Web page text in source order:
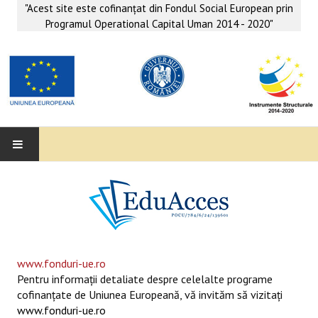
"Acest site este cofinanţat din Fondul Social European prin
Programul Operational Capital Uman 2014 - 2020"
SUPORT EDUCAȚIONAL MATEMATICĂ- INFORMATICĂ
SERVICII PSIHO-SOCIALE
www.fonduri-ue.ro
Pentru informaţii detaliate despre celelalte programe
cofinanţate de Uniunea Europeană, vă invităm să vizitaţi
www.fonduri-ue.ro